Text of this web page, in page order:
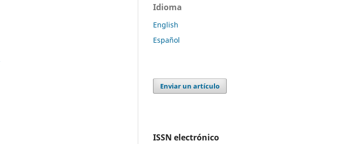
Idioma
English
Español
Enviar un artículo
ISSN electrónico